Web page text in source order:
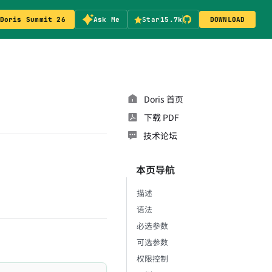
Doris Summit 26 Ask Me Star15.7k DOWNLOAD
Doris 首页
下载 PDF
技术论坛
本页导航
描述
语法
必选参数
可选参数
权限控制